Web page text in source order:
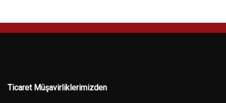
Ticaret Müşavirliklerimizden